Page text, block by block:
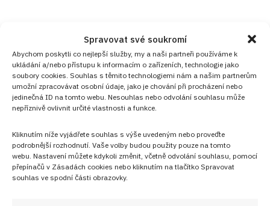
Spravovat své soukromí
Abychom poskytli co nejlepší služby, my a naši partneři používáme k
ukládání a/nebo přístupu k informacím o zařízeních, technologie jako
soubory cookies. Souhlas s těmito technologiemi nám a našim partnerům
umožní zpracovávat osobní údaje, jako je chování při procházení nebo
jedinečná ID na tomto webu. Nesouhlas nebo odvolání souhlasu může
nepříznivě ovlivnit určité vlastnosti a funkce.
Kliknutím níže vyjádřete souhlas s výše uvedeným nebo proveďte
podrobnější rozhodnutí. Vaše volby budou použity pouze na tomto
webu. Nastavení můžete kdykoli změnit, včetně odvolání souhlasu, pomocí
přepínačů v Zásadách cookies nebo kliknutím na tlačítko Spravovat
souhlas ve spodní části obrazovky.